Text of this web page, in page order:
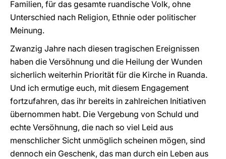
Familien, für das gesamte ruandische Volk, ohne
Unterschied nach Religion, Ethnie oder politischer
Meinung.
Zwanzig Jahre nach diesen tragischen Ereignissen
haben die Versöhnung und die Heilung der Wunden
sicherlich weiterhin Priorität für die Kirche in Ruanda.
Und ich ermutige euch, mit diesem Engagement
fortzufahren, das ihr bereits in zahlreichen Initiativen
übernommen habt. Die Vergebung von Schuld und
echte Versöhnung, die nach so viel Leid aus
menschlicher Sicht unmöglich scheinen mögen, sind
dennoch ein Geschenk, das man durch ein Leben aus